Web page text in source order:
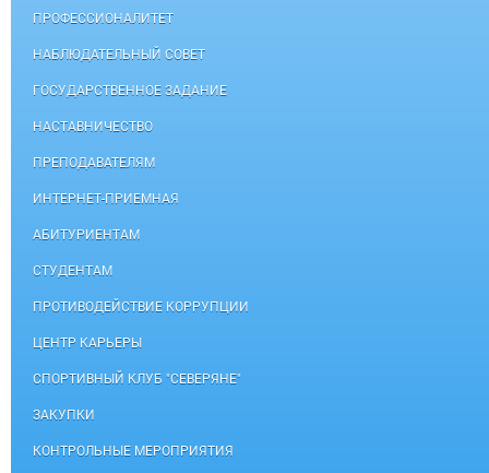
ПРОФЕССИОНАЛИТЕТ
НАБЛЮДАТЕЛЬНЫЙ СОВЕТ
ГОСУДАРСТВЕННОЕ ЗАДАНИЕ
НАСТАВНИЧЕСТВО
ПРЕПОДАВАТЕЛЯМ
ИНТЕРНЕТ-ПРИЕМНАЯ
АБИТУРИЕНТАМ
СТУДЕНТАМ
ПРОТИВОДЕЙСТВИЕ КОРРУПЦИИ
ЦЕНТР КАРЬЕРЫ
СПОРТИВНЫЙ КЛУБ "СЕВЕРЯНЕ"
ЗАКУПКИ
КОНТРОЛЬНЫЕ МЕРОПРИЯТИЯ